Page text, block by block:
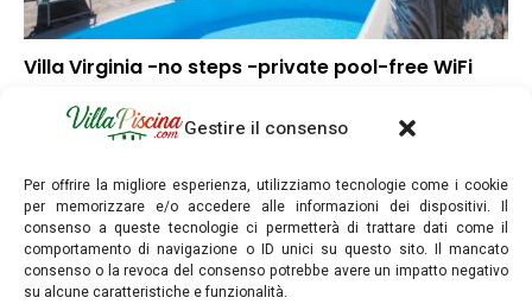
Gestire il consenso
Per offrire la migliore esperienza, utilizziamo tecnologie come i cookie
per memorizzare e/o accedere alle informazioni dei dispositivi. Il
consenso a queste tecnologie ci permetterà di trattare dati come il
comportamento di navigazione o ID unici su questo sito. Il mancato
consenso o la revoca del consenso potrebbe avere un impatto negativo
su alcune caratteristiche e funzionalità.
Villa Virginia -no steps -private pool-free WiFi
Punteggio globale
Posizione
Rapporto qualità/prezzo